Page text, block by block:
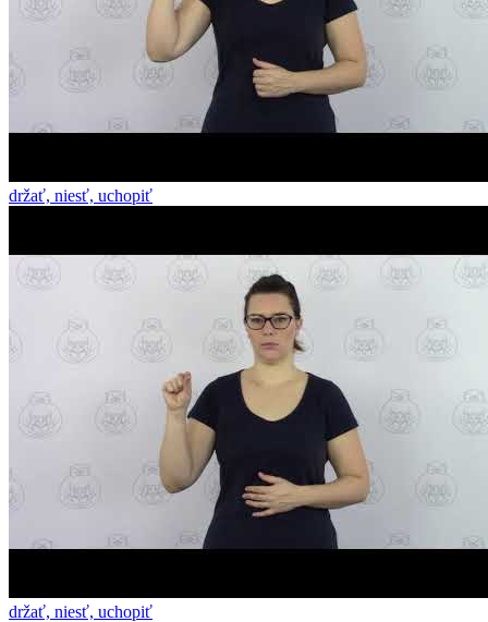
držať, niesť, uchopiť
držať, niesť, uchopiť